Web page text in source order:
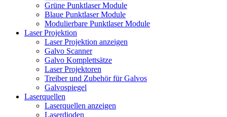
Grüne Punktlaser Module
Blaue Punktlaser Module
Modulierbare Punktlaser Module
Laser Projektion
Laser Projektion anzeigen
Galvo Scanner
Galvo Komplettsätze
Laser Projektoren
Treiber und Zubehör für Galvos
Galvospiegel
Laserquellen
Laserquellen anzeigen
Laserdioden